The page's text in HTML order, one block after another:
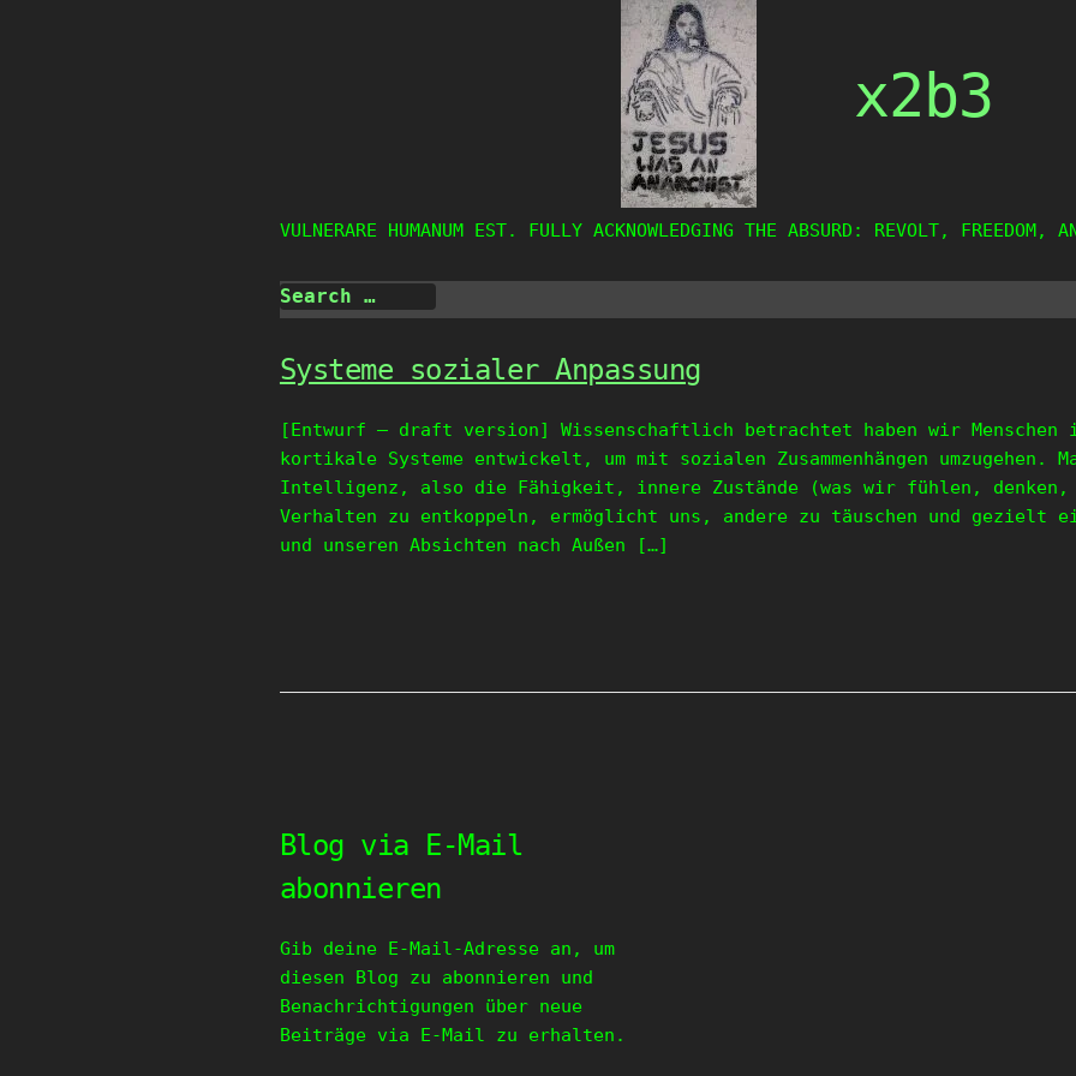
x2b3
VULNERARE HUMANUM EST. FULLY ACKNOWLEDGING THE ABSURD: REVOLT, FREEDOM,
Systeme sozialer Anpassung
[Entwurf – draft version] Wissenschaftlich betrachtet haben wir Menschen
kortikale Systeme entwickelt, um mit sozialen Zusammenhängen umzugehen.
Intelligenz, also die Fähigkeit, innere Zustände (was wir fühlen, denken,
Verhalten zu entkoppeln, ermöglicht uns, andere zu täuschen und gezielt
und unseren Absichten nach Außen […]
Blog via E-Mail
abonnieren
Gib deine E-Mail-Adresse an, um
diesen Blog zu abonnieren und
Benachrichtigungen über neue
Beiträge via E-Mail zu erhalten.